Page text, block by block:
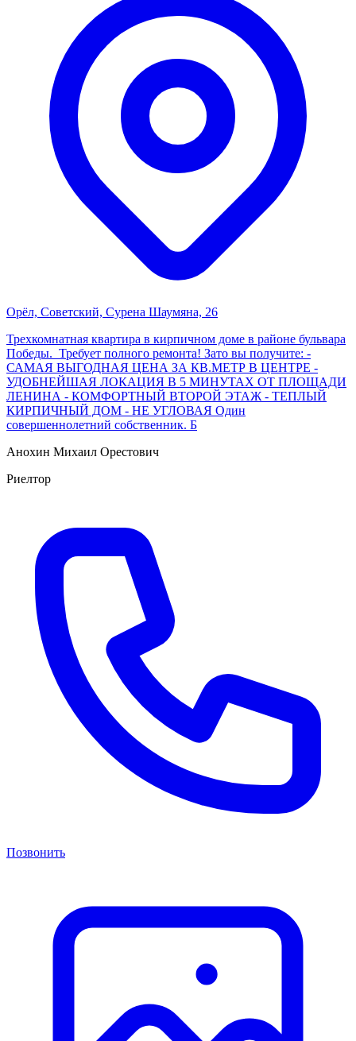
Орёл, Советский, Сурена Шаумяна, 26
Трехкомнатная квартира в кирпичном доме в районе бульвара
Победы. Требует полного ремонта! Зато вы получите: -
САМАЯ ВЫГОДНАЯ ЦЕНА ЗА КВ.МЕТР В ЦЕНТРЕ -
УДОБНЕЙШАЯ ЛОКАЦИЯ В 5 МИНУТАХ ОТ ПЛОЩАДИ
ЛЕНИНА - КОМФОРТНЫЙ ВТОРОЙ ЭТАЖ - ТЕПЛЫЙ
КИРПИЧНЫЙ ДОМ - НЕ УГЛОВАЯ Один
совершеннолетний собственник. Б
Анохин Михаил Орестович
Риелтор
Позвонить